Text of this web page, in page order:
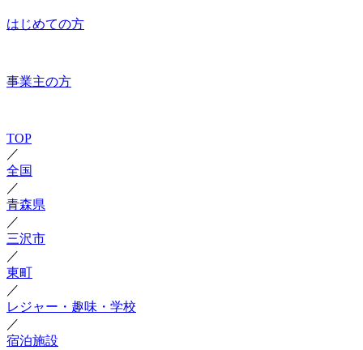
はじめての方
事業主の方
TOP
／
全国
／
青森県
／
三沢市
／
東町
／
レジャー・趣味・学校
／
宿泊施設